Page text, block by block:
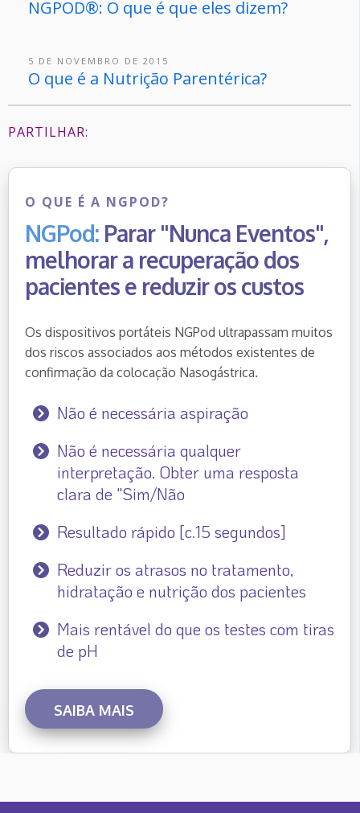
NGPOD®: O que é que eles dizem?
5 DE NOVEMBRO DE 2015
O que é a Nutrição Parentérica?
PARTILHAR:
O QUE É A NGPOD?
NGPod: Parar "Nunca Eventos",
melhorar a recuperação dos
pacientes e reduzir os custos
Os dispositivos portáteis NGPod ultrapassam muitos
dos riscos associados aos métodos existentes de
confirmação da colocação Nasogástrica.
Não é necessária aspiração
Não é necessária qualquer
interpretação. Obter uma resposta
clara de "Sim/Não
Resultado rápido [c.15 segundos]
Reduzir os atrasos no tratamento,
hidratação e nutrição dos pacientes
Mais rentável do que os testes com tiras
de pH
SAIBA MAIS